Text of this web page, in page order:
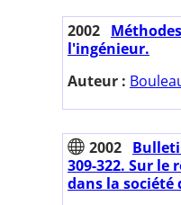
2002
l'ingénieur.
Auteur :
2002
309-322. Sur
dans la